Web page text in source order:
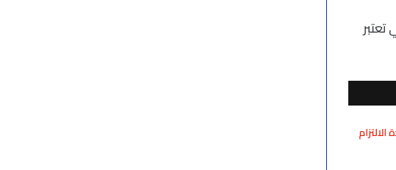
بشكل دولي، وهي تعتبر